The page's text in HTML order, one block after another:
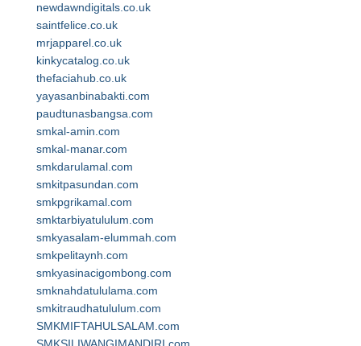
newdawndigitals.co.uk
saintfelice.co.uk
mrjapparel.co.uk
kinkycatalog.co.uk
thefaciahub.co.uk
yayasanbinabakti.com
paudtunasbangsa.com
smkal-amin.com
smkal-manar.com
smkdarulamal.com
smkitpasundan.com
smkpgrikamal.com
smktarbiyatululum.com
smkyasalam-elummah.com
smkpelitaynh.com
smkyasinacigombong.com
smknahdatululama.com
smkitraudhatululum.com
SMKMIFTAHULSALAM.com